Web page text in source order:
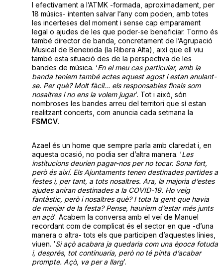
I efectivament a l’ATMK -formada, aproximadament, per
18 músics- intenten salvar l’any com poden, amb totes
les incerteses del moment i sense cap emparament
legal o ajudes de les que poder-se beneficiar. Tormo és
també director de banda, concretament de l’Agrupació
Musical de Beneixida (la Ribera Alta), així que ell viu
també esta situació des de la perspectiva de les
bandes de música. ‘En el meu cas particular, amb la
banda teníem també actes aquest agost i estan anulant-
se. Per què? Molt fàcil… els responsables finals som
nosaltres i no ens la volem jugar’. Tot i això, són
nombroses les bandes arreu del territori que sí estan
realitzant concerts, com anuncia cada setmana la
FSMCV.
Azael és un home que sempre parla amb claredat i, en
aquesta ocasió, no podia ser d’altra manera. ‘Les
institucions deurien pagar-nos per no tocar. Sona fort,
però és així. Els Ajuntaments tenen destinades partides a
festes i, per tant, a tots nosaltres. Ara, la majoria d’estes
ajudes aniran destinades a la COVID-19. Ho veig
fantàstic, però i nosaltres què? I tota la gent que havia
de menjar de la festa? Pense, hauríem d’estar més junts
en açò’. Acabem la conversa amb el veí de Manuel
recordant com de complicat és el sector en que -d’una
manera o altra- tots els que participen d’aquestes línies,
viuen. ‘Si açò acabara ja quedaria com una època fotuda
i, després, tot continuaria, però no té pinta d’acabar
prompte. Açò, va per a llarg’.